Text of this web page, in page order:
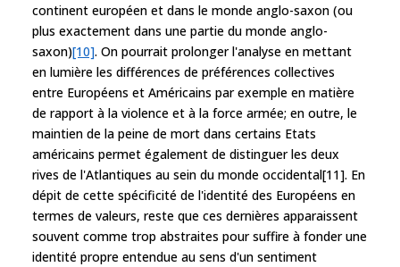
continent européen et dans le monde anglo-saxon (ou
plus exactement dans une partie du monde anglo-
saxon)[10]. On pourrait prolonger l'analyse en mettant
en lumière les différences de préférences collectives
entre Européens et Américains par exemple en matière
de rapport à la violence et à la force armée; en outre, le
maintien de la peine de mort dans certains Etats
américains permet également de distinguer les deux
rives de l'Atlantiques au sein du monde occidental[11]. En
dépit de cette spécificité de l'identité des Européens en
termes de valeurs, reste que ces dernières apparaissent
souvent comme trop abstraites pour suffire à fonder une
identité propre entendue au sens d'un sentiment